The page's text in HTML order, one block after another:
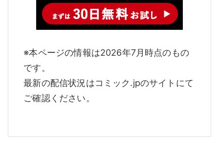
※本ページの情報は2026年7月時点のもの
です。
最新の配信状況はコミック.jpのサイトにて
ご確認ください。